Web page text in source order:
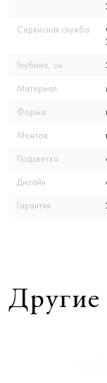
Сервисная служба
Глубина, см
Материал
Форма
Монтаж
Подсветка
Дизайн
Гарантия
Другие